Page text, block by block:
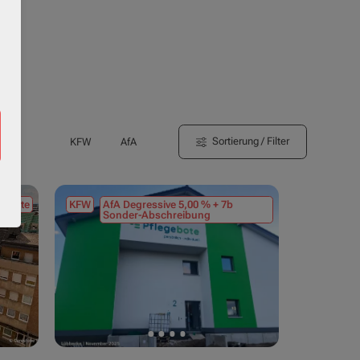
KFW AfA Sortierung / Filter
KFW
AfA Degressive 5,00 % + 7b
Sonder-Abschreibung